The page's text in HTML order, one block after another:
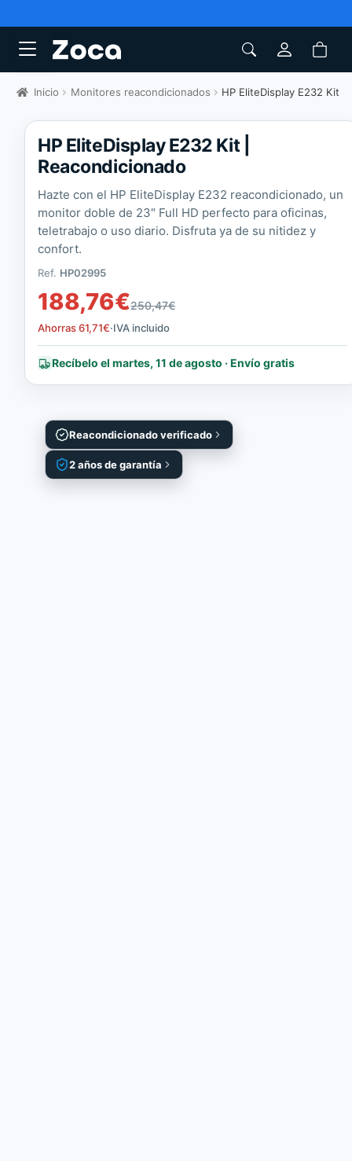
Inicio Monitores reacondicionados HP EliteDisplay E232 Kit
Reacondicionado verificado
2 años de garantía
HP EliteDisplay E232 Kit |
Reacondicionado
Hazte con el HP EliteDisplay E232 reacondicionado, un
monitor doble de 23″ Full HD perfecto para oficinas,
teletrabajo o uso diario. Disfruta ya de su nitidez y
confort.
Ref. HP02995
188,76€250,47€
Ahorras61,71€·IVA incluido
Recíbelo el martes, 11 de agosto · Envío gratis